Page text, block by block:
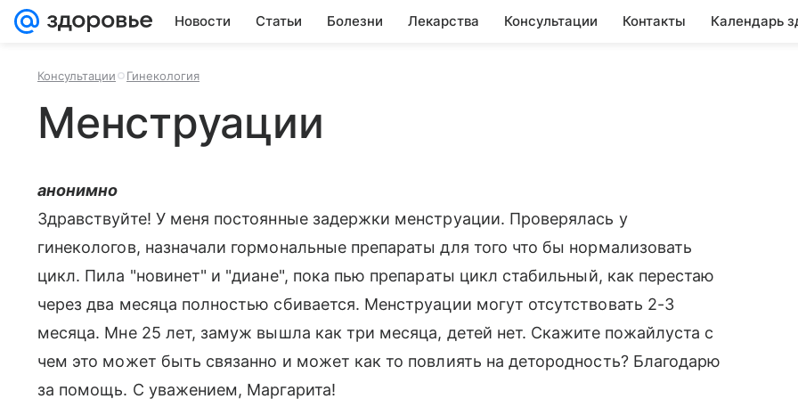
Новости Статьи Болезни Лекарства Консультации Контакты Календарь
Консультации Гинекология
Менструации
анонимно
Здравствуйте! У меня постоянные задержки менструации. Проверялась у
гинекологов, назначали гормональные препараты для того что бы нормализовать
цикл. Пила "новинет" и "диане", пока пью препараты цикл стабильный, как перестаю
через два месяца полностью сбивается. Менструации могут отсутствовать 2-3
месяца. Мне 25 лет, замуж вышла как три месяца, детей нет. Скажите пожайлуста с
чем это может быть связанно и может как то повлиять на детородность? Благодарю
за помощь. С уважением, Маргарита!